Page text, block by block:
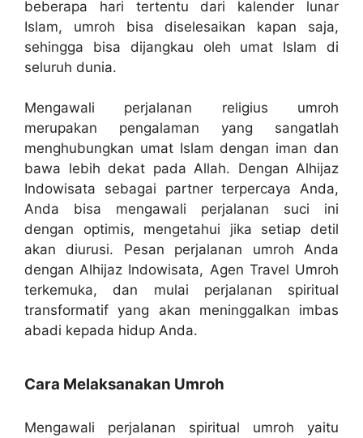
beberapa hari tertentu dari kalender lunar
Islam, umroh bisa diselesaikan kapan saja,
sehingga bisa dijangkau oleh umat Islam di
seluruh dunia.
Mengawali perjalanan religius umroh
merupakan pengalaman yang sangatlah
menghubungkan umat Islam dengan iman dan
bawa lebih dekat pada Allah. Dengan Alhijaz
Indowisata sebagai partner terpercaya Anda,
Anda bisa mengawali perjalanan suci ini
dengan optimis, mengetahui jika setiap detil
akan diurusi. Pesan perjalanan umroh Anda
dengan Alhijaz Indowisata, Agen Travel Umroh
terkemuka, dan mulai perjalanan spiritual
transformatif yang akan meninggalkan imbas
abadi kepada hidup Anda.
Cara Melaksanakan Umroh
Mengawali perjalanan spiritual umroh yaitu